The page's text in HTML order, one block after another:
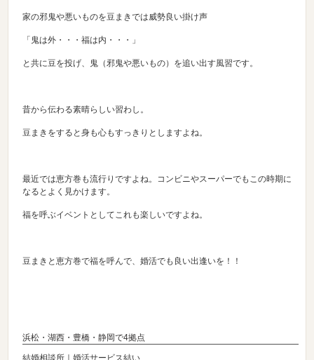
家の邪鬼や悪いものを豆まきでは威勢良い掛け声
「鬼は外・・・福は内・・・」
と共に豆を投げ、鬼（邪鬼や悪いもの）を追い出す風習です。
昔から伝わる素晴らしい習わし。
豆まきをすると身も心もすっきりとしますよね。
最近では恵方巻も流行りですよね。コンビニやスーパーでもこの時期に
なるとよく見かけます。
福を呼ぶイベントとしてこれも楽しいですよね。
豆まきと恵方巻で福を呼んで、婚活でも良い出逢いを！！
浜松・湖西・豊橋・静岡で4拠点
結婚相談所｜婚活サービス結い